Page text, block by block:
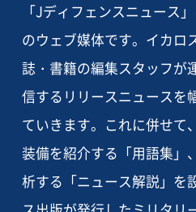
「Jディフェンスニュース
のウェブ媒体です。イカロ
誌・書籍の編集スタッフが
信するリリースニュースを
ていきます。これに併せて
装備を紹介する「用語集」
析する「ニュース解説」を